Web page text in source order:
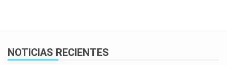
NOTICIAS RECIENTES